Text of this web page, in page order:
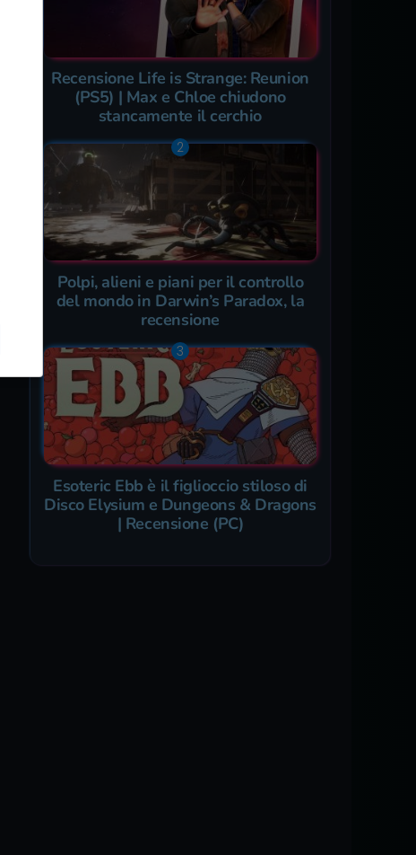
Recensione Life is Strange: Reunion
(PS5) | Max e Chloe chiudono
stancamente il cerchio
Polpi, alieni e piani per il controllo
del mondo in Darwin’s Paradox, la
recensione
Esoteric Ebb è il figlioccio stiloso di
Disco Elysium e Dungeons & Dragons
| Recensione (PC)